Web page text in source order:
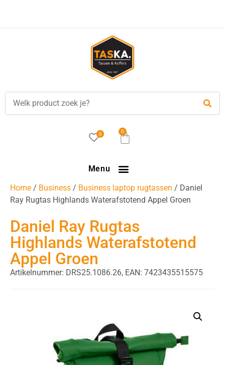
0 0
Menu
Home / Business / Business laptop rugtassen / Daniel
Ray Rugtas Highlands Waterafstotend Appel Groen
Daniel Ray Rugtas
Highlands Waterafstotend
Appel Groen
Artikelnummer: DRS25.1086.26, EAN: 7423435515575